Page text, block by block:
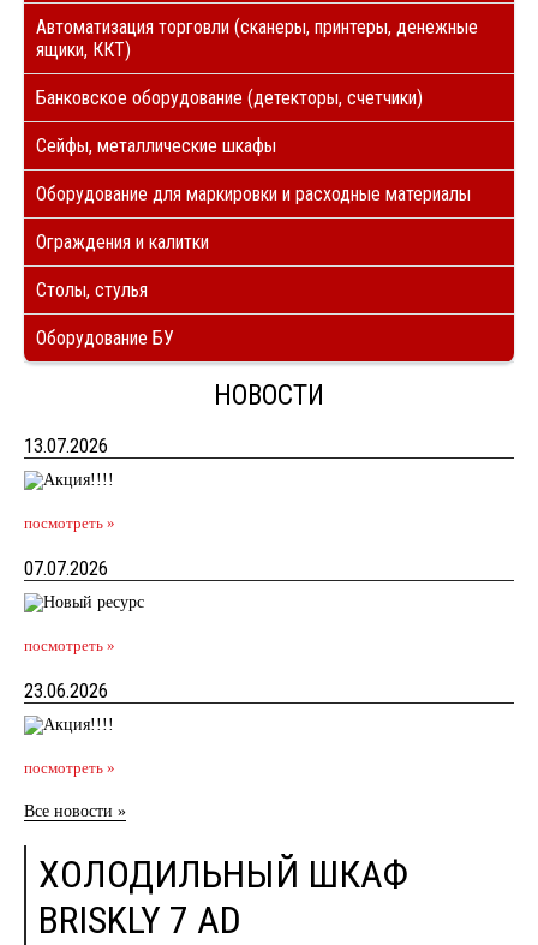
Автоматизация торговли (сканеры, принтеры, денежные
ящики, ККТ)
Банковское оборудование (детекторы, счетчики)
Сейфы, металлические шкафы
Оборудование для маркировки и расходные материалы
Ограждения и калитки
Столы, стулья
Оборудование БУ
НОВОСТИ
13.07.2026
посмотреть »
07.07.2026
посмотреть »
23.06.2026
посмотреть »
Все новости »
ХОЛОДИЛЬНЫЙ ШКАФ
BRISKLY 7 AD